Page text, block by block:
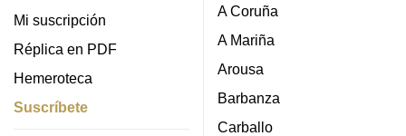
Mi suscripción
Réplica en PDF
Hemeroteca
Suscríbete
A Coruña
A Mariña
Arousa
Barbanza
Carballo